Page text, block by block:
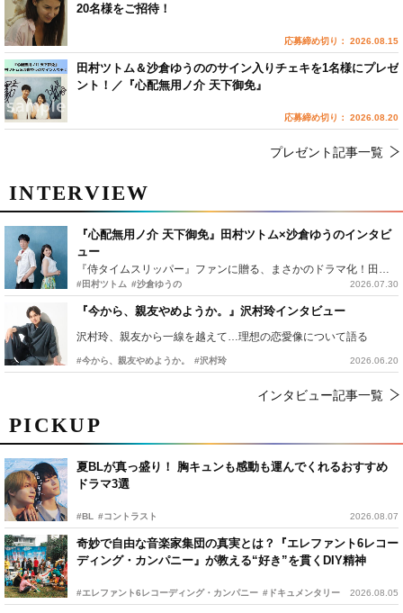
PICKUP
夏BLが真っ盛り！ 胸キュンも感動も運んでくれるおすすめ
ドラマ3選
#BL #コントラスト 2026.08.07
奇妙で自由な音楽家集団の真実とは？『エレファント6レコー
ディング・カンパニー』が教える“好き”を貫くDIY精神
#エレファント6レコーディング・カンパニー #ドキュメンタリー 2026.08.05
INTERVIEW
『心配無用ノ介 天下御免』田村ツトム×沙倉ゆうのインタビ
ュー
#田村ツトム #沙倉ゆうの 2026.07.30
『今から、親友やめようか。』沢村玲インタビュー
沢村玲、親友から一線を越えて…理想の恋愛像について語る
#今から、親友やめようか。 #沢村玲 2026.06.20
インタビュー記事一覧
20名様をご招待！
応募締め切り： 2026.08.15
田村ツトム＆沙倉ゆうののサイン入りチェキを1名様にプレゼ
ント！／『心配無用ノ介 天下御免』
応募締め切り： 2026.08.20
プレゼント記事一覧